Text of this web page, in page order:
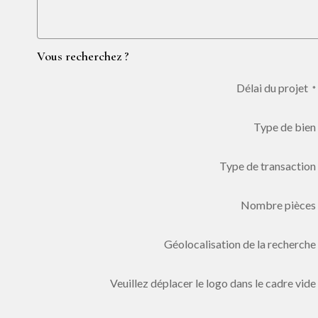
Vous recherchez ?
Délai du projet*
Type de bien
Type de transaction
Nombre pièces
Géolocalisation de la recherche
Veuillez déplacer le logo dans le cadre vide